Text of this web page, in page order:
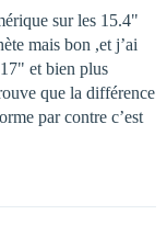
sur les 15.4"
mais bon ,et j’ai
et bien plus
que la différence
par contre c’est